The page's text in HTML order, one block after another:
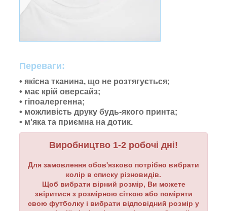
Переваги:
• якісна тканина, що не розтягується;
• має крій оверсайз;
• гіпоалергенна;
• можливість друку будь-якого принта;
• м'яка та приємна на дотик.
Виробництво 1-2 робочі дні!
Для замовлення обов'язково потрібно вибрати
колір в списку різновидів.
Щоб вибрати вірний розмір, Ви можете
звіритися з розмірною сіткою або поміряти
свою футболку і вибрати відповідний розмір у